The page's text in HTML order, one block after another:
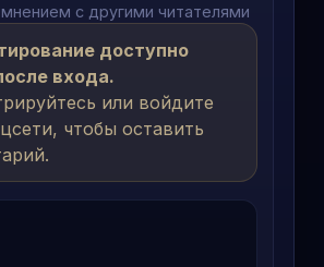
с другими читателями
доступно
входа.
или войдите
чтобы оставить